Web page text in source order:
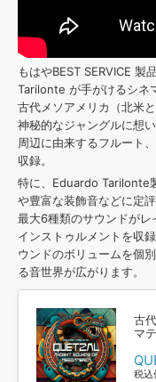
もはやBEST SERVICE
Tarilonte が手がけるシネ
古代メソアメリカ（北米
神秘的なジャングルに想
周辺に由来するフルート
収録。
特に、Eduardo Tarilonte
や豊富な装飾音などに定
最大6種類のサウンドが
インストゥルメントを収
ウンドのボリュームを個
る音世界が広がります。
古
マ
税込